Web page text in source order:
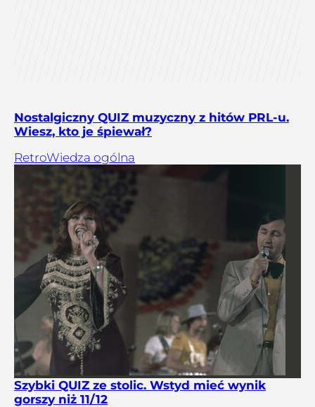
Nostalgiczny QUIZ muzyczny z hitów PRL-u.
Wiesz, kto je śpiewał?
RetroWiedza ogólna
Szybki QUIZ ze stolic. Wstyd mieć wynik
gorszy niż 11/12